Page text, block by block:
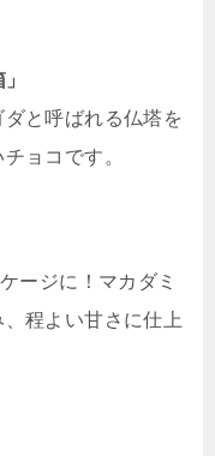
と呼ばれる仏塔を
ョコです。
ージに！マカダミ
程よい甘さに仕上